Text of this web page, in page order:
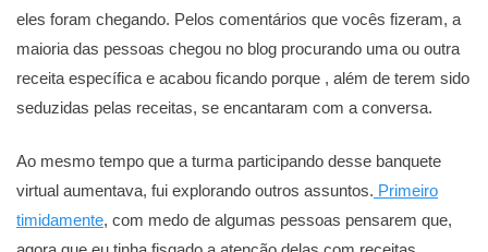
eles foram chegando. Pelos comentários que vocês fizeram, a
maioria das pessoas chegou no blog procurando uma ou outra
receita específica e acabou ficando porque , além de terem sido
seduzidas pelas receitas, se encantaram com a conversa.
Ao mesmo tempo que a turma participando desse banquete
virtual aumentava, fui explorando outros assuntos. Primeiro
timidamente, com medo de algumas pessoas pensarem que,